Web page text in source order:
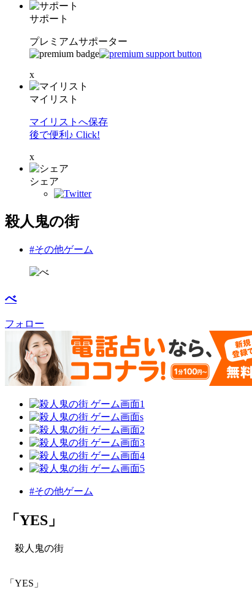
サポート
プレミアムサポーター
x
マイリスト
マイリストへ保存
後で便利♪ Click!
x
シェア
殺人鬼の街
#その他ゲーム
べ
フォロー
#その他ゲーム
「YES」
殺人鬼の街
「YES」